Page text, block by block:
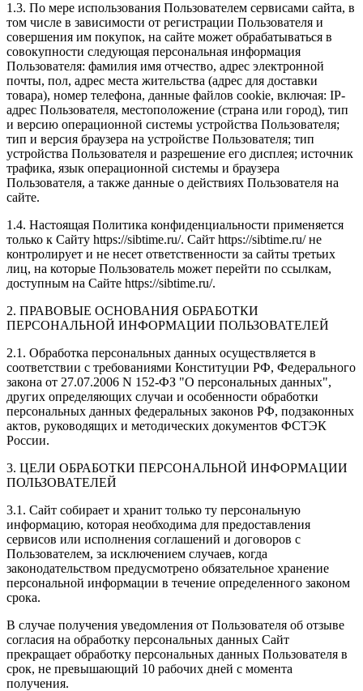
1.3. По мере использования Пользователем сервисами сайта, в
том числе в зависимости от регистрации Пользователя и
совершения им покупок, на сайте может обрабатываться в
совокупности следующая персональная информация
Пользователя: фамилия имя отчество, адрес электронной
почты, пол, адрес места жительства (адрес для доставки
товара), номер телефона, данные файлов cookie, включая: IP-
адрес Пользователя, местоположение (страна или город), тип
и версию операционной системы устройства Пользователя;
тип и версия браузера на устройстве Пользователя; тип
устройства Пользователя и разрешение его дисплея; источник
трафика, язык операционной системы и браузера
Пользователя, а также данные о действиях Пользователя на
сайте.
1.4. Настоящая Политика конфиденциальности применяется
только к Сайту https://sibtime.ru/. Сайт https://sibtime.ru/ не
контролирует и не несет ответственности за сайты третьих
лиц, на которые Пользователь может перейти по ссылкам,
доступным на Сайте https://sibtime.ru/.
2. ПРАВОВЫЕ ОСНОВАНИЯ ОБРАБОТКИ
ПЕРСОНАЛЬНОЙ ИНФОРМАЦИИ ПОЛЬЗОВАТЕЛЕЙ
2.1. Обработка персональных данных осуществляется в
соответствии с требованиями Конституции РФ, Федерального
закона от 27.07.2006 N 152-ФЗ "О персональных данных",
других определяющих случаи и особенности обработки
персональных данных федеральных законов РФ, подзаконных
актов, руководящих и методических документов ФСТЭК
России.
3. ЦЕЛИ ОБРАБОТКИ ПЕРСОНАЛЬНОЙ ИНФОРМАЦИИ
ПОЛЬЗОВАТЕЛЕЙ
3.1. Сайт собирает и хранит только ту персональную
информацию, которая необходима для предоставления
сервисов или исполнения соглашений и договоров с
Пользователем, за исключением случаев, когда
законодательством предусмотрено обязательное хранение
персональной информации в течение определенного законом
срока.
В случае получения уведомления от Пользователя об отзыве
согласия на обработку персональных данных Сайт
прекращает обработку персональных данных Пользователя в
срок, не превышающий 10 рабочих дней с момента
получения.